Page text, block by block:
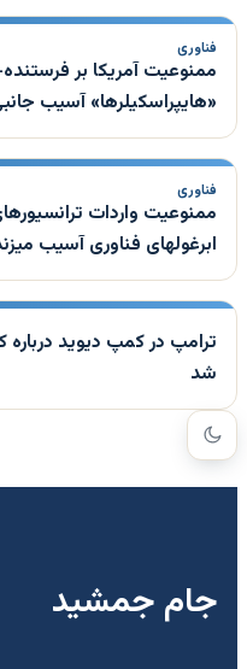
فناوری
ممنوعیت آمریکا بر
«هایپراسکیلرها» آسیب
فناوری
ممنوعیت واردات
ابرغولهای فناوری آسیب
ترامپ در کمپ دیوید
شد
جام جمشید